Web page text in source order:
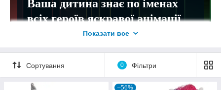
Ваша дитина знає по іменах
всіх героїв яскравої анімації
My Little Pony?
Завітайте до онлайн-крамниці "Azolla"! У
нас є чимало фігурок-прототипів, що
створені по сюжету цієї відомої
медіафраншизи.
Показати все
Сортування 0 Фільтри
–56%